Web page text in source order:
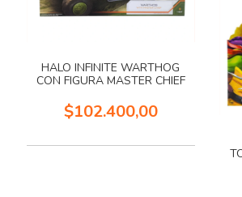
HALO INFINITE WARTHOG
CON FIGURA MASTER CHIEF
$102.400,00